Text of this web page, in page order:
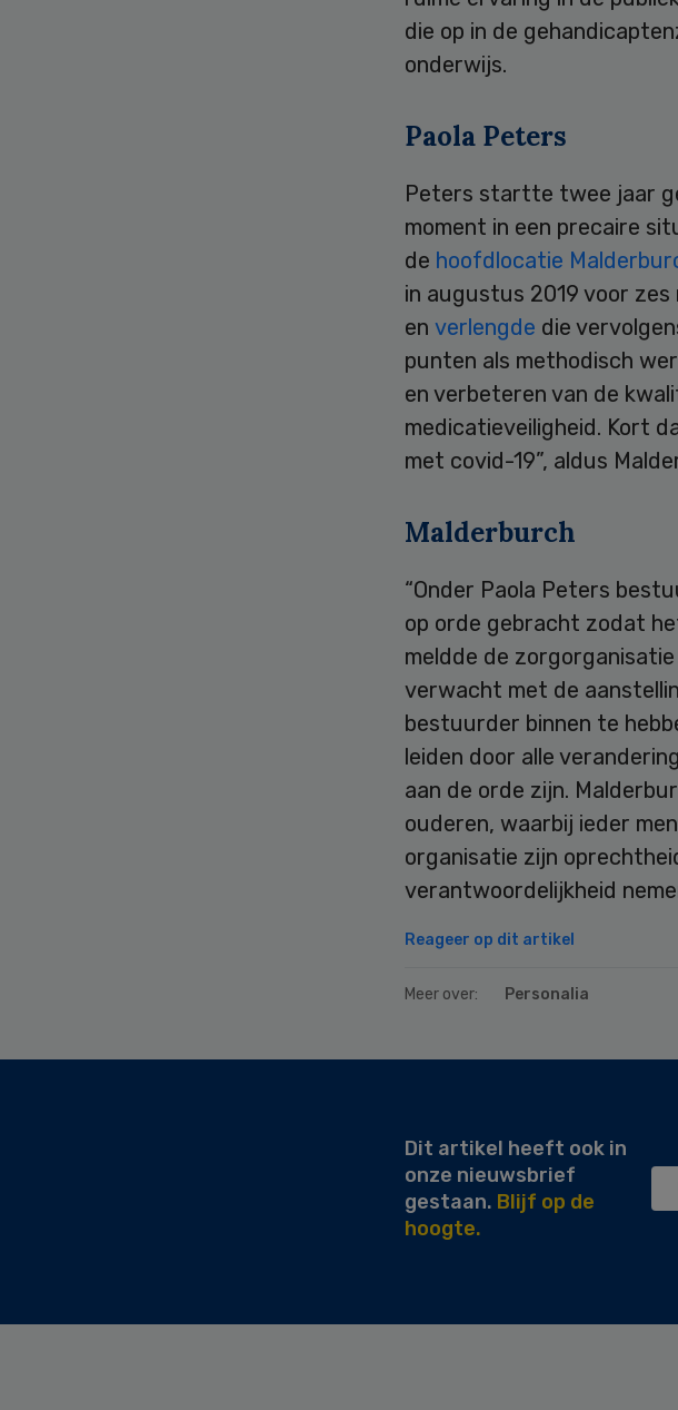
die op in de
onderwijs.
Paola Peters
Peters startte twee jaar
moment in een precaire
de hoofdlocatie
in augustus 2019 voor
en verlengde die
punten als methodisch
en verbeteren van de
medicatieveiligheid. Kort
met covid-19”, aldus
Malderburch
“Onder Paola Peters
op orde gebracht zodat
meldde de
verwacht met de
bestuurder binnen te
leiden door alle
aan de orde zijn.
ouderen, waarbij ieder
organisatie zijn
verantwoordelijkheid
Reageer op dit artikel
Meer over: Personalia
Secondary
Dit artikel heeft ook in
onze nieuwsbrief
gestaan. Blijf op de
hoogte.